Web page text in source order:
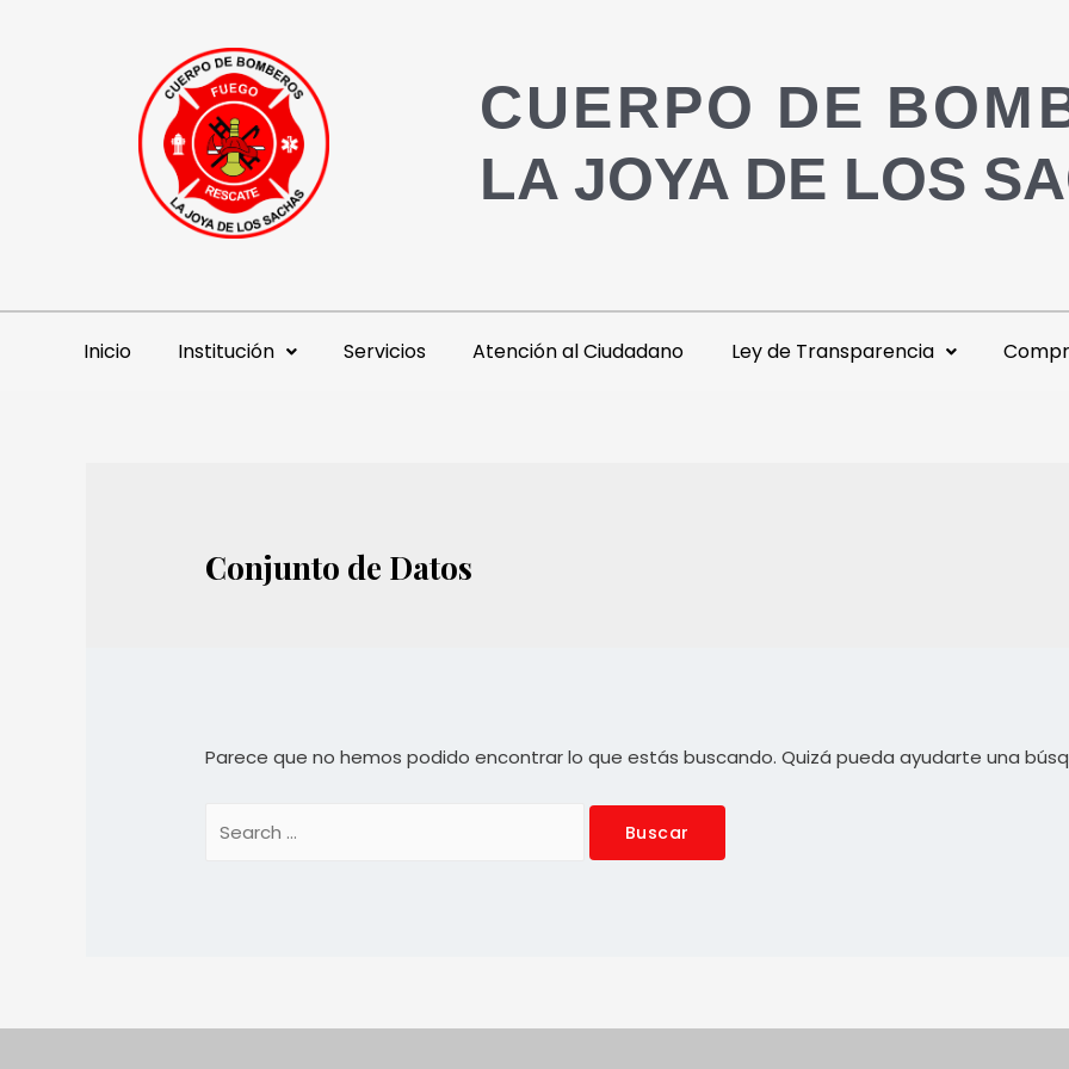
CUERPO DE
LA JOYA DE LOS
Inicio Institución Servicios Atención al Ciudadano Ley de Transparencia
Conjunto de Datos
Parece que no hemos podido encontrar lo que estás buscando. Quizá pueda ayudarte una